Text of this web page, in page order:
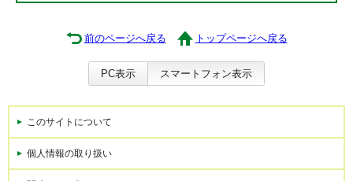
前のページへ戻る トップページへ戻る
PC表示 スマートフォン表示
このサイトについて
個人情報の取り扱い